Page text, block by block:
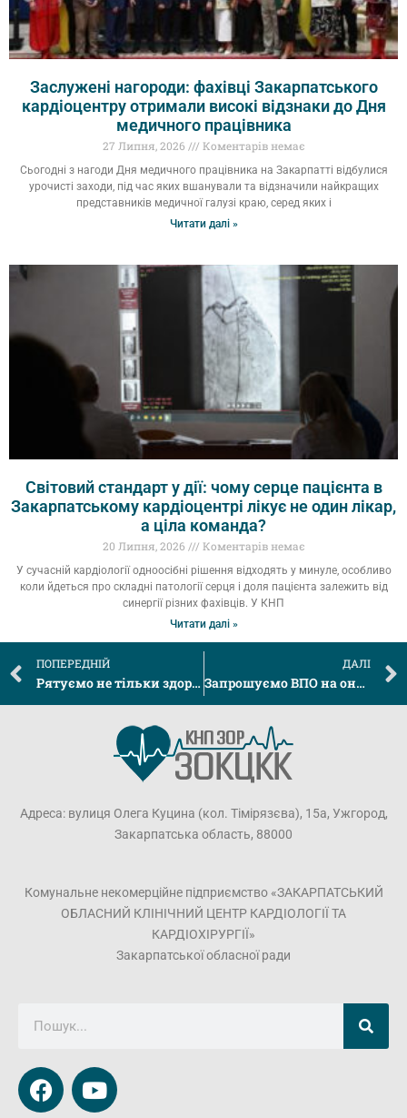
Заслужені нагороди: фахівці Закарпатського
кардіоцентру отримали високі відзнаки до Дня
медичного працівника
27 Липня, 2026 Коментарів немає
Сьогодні з нагоди Дня медичного працівника на Закарпатті відбулися
урочисті заходи, під час яких вшанували та відзначили найкращих
представників медичної галузі краю, серед яких і
Читати далі »
Світовий стандарт у дії: чому серце пацієнта в
Закарпатському кардіоцентрі лікує не один лікар,
а ціла команда?
20 Липня, 2026 Коментарів немає
У сучасній кардіології одноосібні рішення відходять у минуле, особливо
коли йдеться про складні патології серця і доля пацієнта залежить від
синергії різних фахівців. У КНП
Читати далі »
ПОПЕРЕДНІЙ
Рятуємо не тільки здоров’я, а й людське життя
ДАЛІ
Запрошуємо ВПО на онлайн-заходи, де представники різних міністерств і Офісу Омбудсмана нададуть відповіді на всі питання, що виникають
Адреса: вулиця Олега Куцина (кол. Тімірязєва), 15а, Ужгород,
Закарпатська область, 88000
Комунальне некомерційне підприємство «ЗАКАРПАТСЬКИЙ
ОБЛАСНИЙ КЛІНІЧНИЙ ЦЕНТР КАРДІОЛОГІЇ ТА
КАРДІОХІРУРГІЇ»
Закарпатської обласної ради